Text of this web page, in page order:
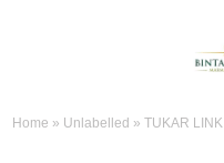
Home » Unlabelled »TUKAR LINK